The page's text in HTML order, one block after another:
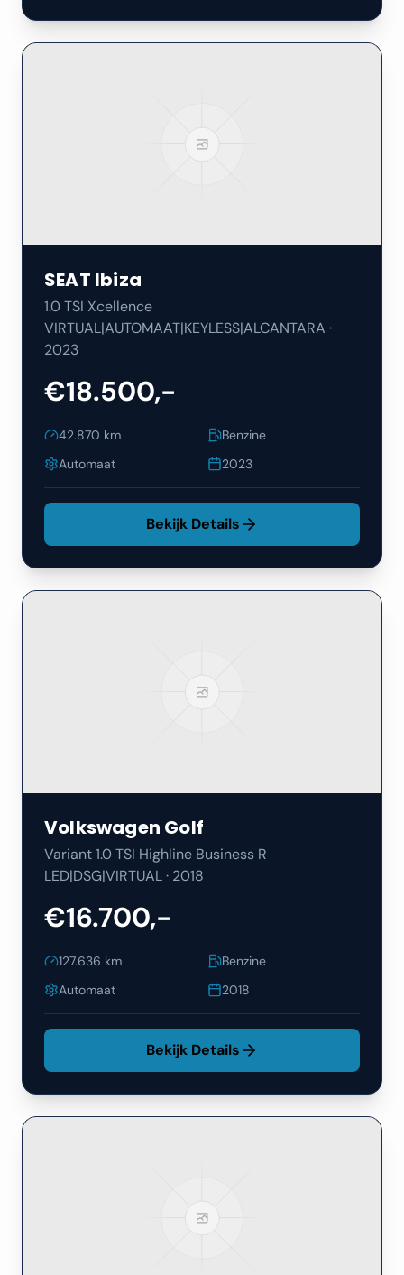
SEAT Ibiza
1.0 TSI Xcellence
VIRTUAL|AUTOMAAT|KEYLESS|ALCANTARA ·
2023
€18.500,-
42.870 km
Benzine
Automaat
2023
Bekijk Details
Volkswagen Golf
Variant 1.0 TSI Highline Business R
LED|DSG|VIRTUAL· 2018
€16.700,-
127.636 km
Benzine
Automaat
2018
Bekijk Details